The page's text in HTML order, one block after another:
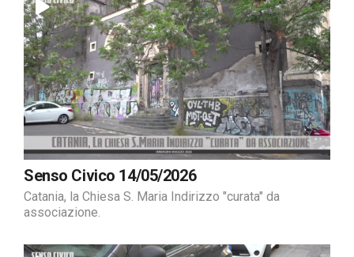
Senso Civico 14/05/2026
Catania, la Chiesa S. Maria Indirizzo "curata" da
associazione.